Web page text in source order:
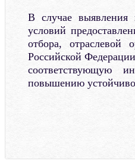
В случае выявления
условий
отбора, отраслевой
Российской
соответствующую
повышению